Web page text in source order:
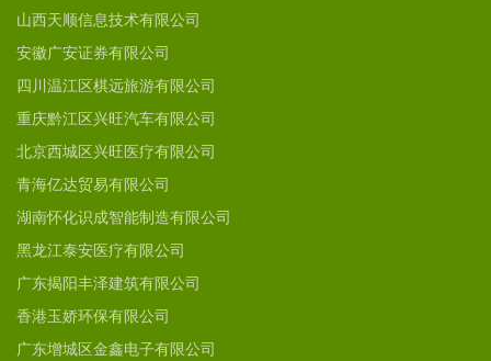
山西天顺信息技术有限公司
安徽广安证券有限公司
四川温江区棋远旅游有限公司
重庆黔江区兴旺汽车有限公司
北京西城区兴旺医疗有限公司
青海亿达贸易有限公司
湖南怀化识成智能制造有限公司
黑龙江泰安医疗有限公司
广东揭阳丰泽建筑有限公司
香港玉娇环保有限公司
广东增城区金鑫电子有限公司